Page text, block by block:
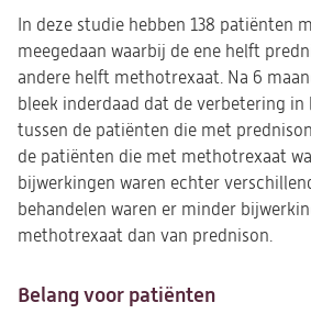
In deze studie hebben 138 patiënten
meegedaan waarbij de ene helft
andere helft methotrexaat. Na 6
bleek inderdaad dat de verbetering
tussen de patiënten die met
de patiënten die met methotrexaat
bijwerkingen waren echter
behandelen waren er minder
methotrexaat dan van prednison.
Belang voor patiënten